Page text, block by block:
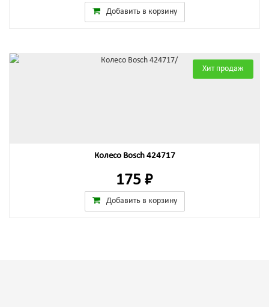
Добавить в корзину
Хит продаж
Колесо Bosch 424717
175 ₽
Добавить в корзину